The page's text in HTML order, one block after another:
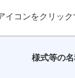
コンをクリック
様式等の